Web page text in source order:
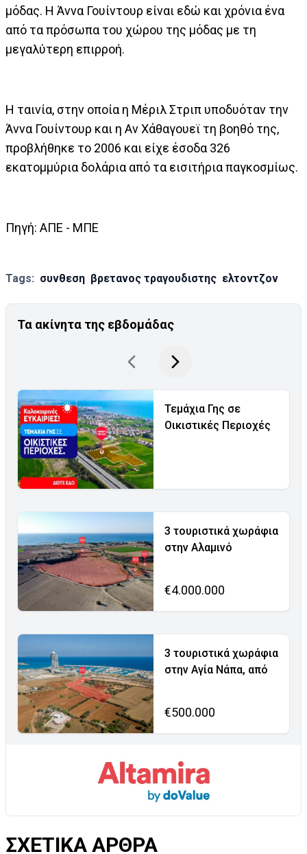
μόδας. Η Άννα Γουίντουρ είναι εδώ και χρόνια ένα
από τα πρόσωπα του χώρου της μόδας με τη
μεγαλύτερη επιρροή.
Η ταινία, στην οποία η Μέριλ Στριπ υποδυόταν την
Άννα Γουίντουρ και η Αν Χάθαγουεϊ τη βοηθό της,
προβλήθηκε το 2006 και είχε έσοδα 326
εκατομμύρια δολάρια από τα εισιτήρια παγκοσμίως.
Πηγή: AΠΕ - ΜΠΕ
Tags: συνθεση βρετανος τραγουδιστης ελτοντζον
Τα ακίνητα της εβδομάδας
Τεμάχια Γης σε
Οικιστικές Περιοχές
3 τουριστικά χωράφια
στην Αλαμινό
€4.000.000
3 τουριστικά χωράφια
στην Αγία Νάπα, από
€500.000
ΣΧΕΤΙΚΑ ΑΡΘΡΑ